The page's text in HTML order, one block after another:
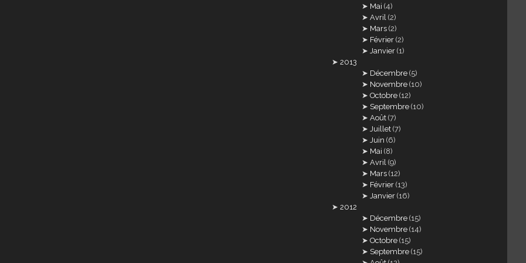
Mai (4)
Avril (2)
Mars (2)
Février (2)
Janvier (1)
2013
Décembre (5)
Novembre (10)
Octobre (12)
Septembre (10)
Août (7)
Juillet (7)
Juin (6)
Mai (8)
Avril (9)
Mars (12)
Février (13)
Janvier (16)
2012
Décembre (15)
Novembre (14)
Octobre (15)
Septembre (15)